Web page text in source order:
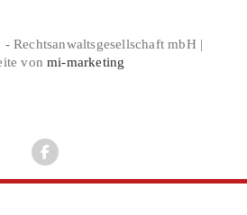
Rechtsanwaltsgesellschaft mbH |
vonmi-marketing